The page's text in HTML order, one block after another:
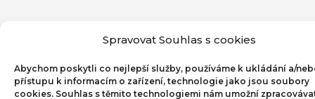
Spravovat Souhlas s cookies
Abychom poskytli co nejlepší služby, používáme k ukládání a/
přístupu k informacím o zařízení, technologie jako jsou soubory
cookies. Souhlas s těmito technologiemi nám umožní